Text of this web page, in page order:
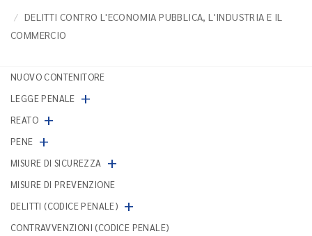
DELITTI CONTRO L'ECONOMIA PUBBLICA, L'INDUSTRIA E IL
COMMERCIO
NUOVO CONTENITORE
LEGGE PENALE +
REATO +
PENE +
MISURE DI SICUREZZA +
MISURE DI PREVENZIONE
DELITTI (CODICE PENALE) +
CONTRAVVENZIONI (CODICE PENALE)